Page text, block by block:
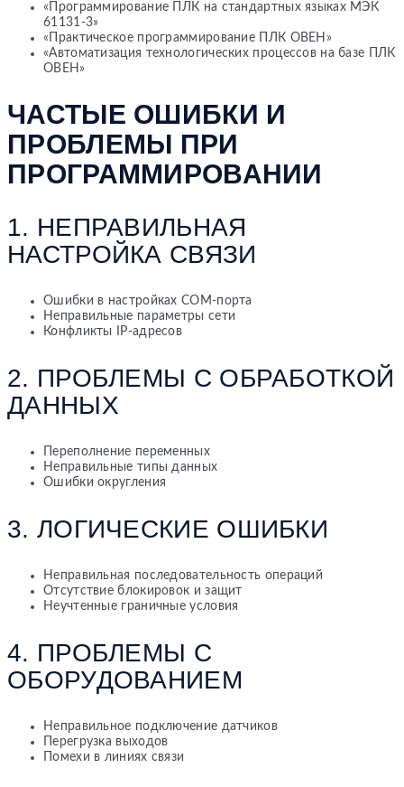
«Программирование ПЛК на стандартных языках МЭК
61131-3»
«Практическое программирование ПЛК ОВЕН»
«Автоматизация технологических процессов на базе ПЛК
ОВЕН»
ЧАСТЫЕ ОШИБКИ И
ПРОБЛЕМЫ ПРИ
ПРОГРАММИРОВАНИИ
1. НЕПРАВИЛЬНАЯ
НАСТРОЙКА СВЯЗИ
Ошибки в настройках COM-порта
Неправильные параметры сети
Конфликты IP-адресов
2. ПРОБЛЕМЫ С ОБРАБОТКОЙ
ДАННЫХ
Переполнение переменных
Неправильные типы данных
Ошибки округления
3. ЛОГИЧЕСКИЕ ОШИБКИ
Неправильная последовательность операций
Отсутствие блокировок и защит
Неучтенные граничные условия
4. ПРОБЛЕМЫ С
ОБОРУДОВАНИЕМ
Неправильное подключение датчиков
Перегрузка выходов
Помехи в линиях связи